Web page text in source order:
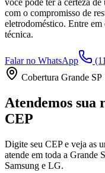
você pode ter a certeza
com o compromisso de
eletrodoméstico. Entre
técnica.
Falar no WhatsApp
Cobertura Grande SP
Atendemos sua
CEP
Digite seu CEP e veja as
atende em toda a Grande
Samsung e LG.